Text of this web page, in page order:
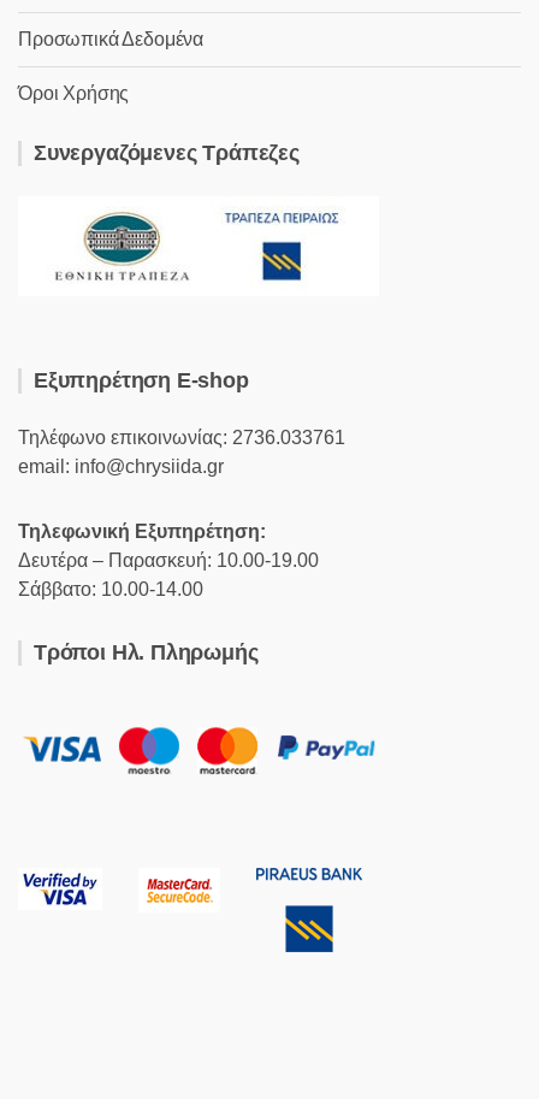
Προσωπικά Δεδομένα
Όροι Χρήσης
Συνεργαζόμενες Τράπεζες
Εξυπηρέτηση E-shop
Τηλέφωνο επικοινωνίας: 2736.033761
email: info@chrysiida.gr
Τηλεφωνική Εξυπηρέτηση:
Δευτέρα – Παρασκευή: 10.00-19.00
Σάββατο: 10.00-14.00
Τρόποι Ηλ. Πληρωμής